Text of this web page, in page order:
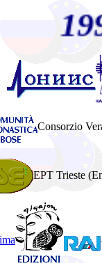
Consorzio
EPT Trieste